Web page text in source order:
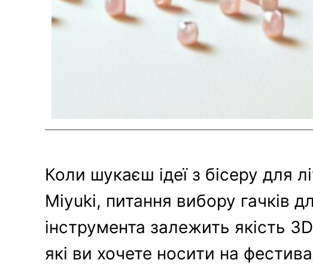
Коли шукаєш ідеї з бісеру для
Miyuki, питання вибору гачків
інструмента залежить якість
які ви хочете носити на